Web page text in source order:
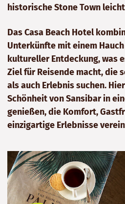
historische Stone Town
Das Casa Beach Hotel
Unterkünfte mit einem
kultureller Entdeckung, was
Ziel für Reisende macht, die
als auch Erlebnis suchen.
Schönheit von Sansibar in
genießen, die Komfort,
einzigartige Erlebnisse